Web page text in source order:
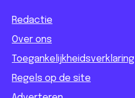
Redactie
Over ons
Toegankelijkheidsverklaring
Regels op de site